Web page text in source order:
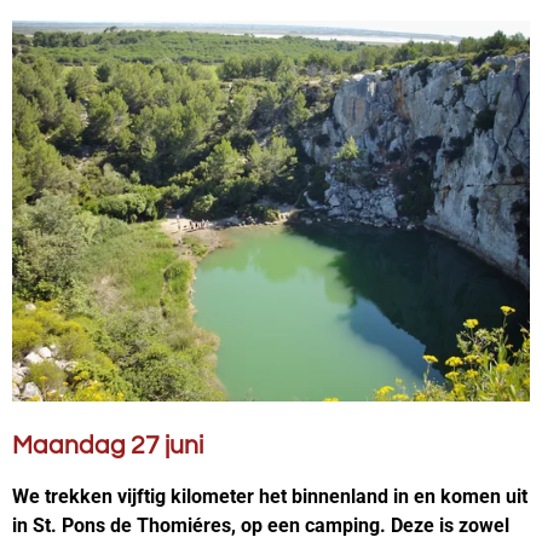
Maandag 27 juni
We trekken vijftig kilometer het binnenland in en komen uit
in St. Pons de Thomiéres, op een camping. Deze is zowel